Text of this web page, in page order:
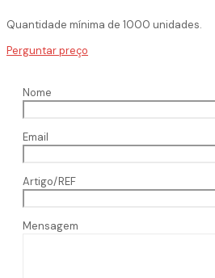
Quantidade mínima de 1000 unidades.
Perguntar preço
Nome
Email
Artigo/REF
Mensagem